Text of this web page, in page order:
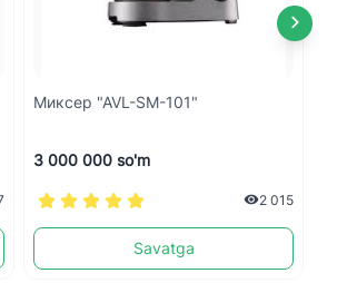
Миксер "AVL-SM-101"
3 000 000 so'm
2 015
Savatga